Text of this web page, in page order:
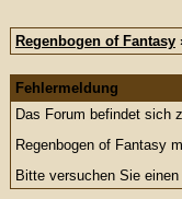
Regenbogen of Fantasy
Fehlermeldung
Das Forum befindet sich
Regenbogen of Fantasy
Bitte versuchen Sie